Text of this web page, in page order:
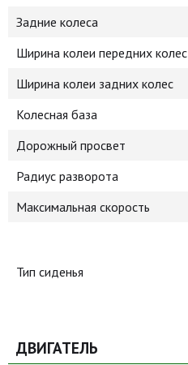
Задние колеса
Ширина колеи передних колес
Ширина колеи задних колес
Колесная база
Дорожный просвет
Радиус разворота
Максимальная скорость
Тип сиденья
ДВИГАТЕЛЬ